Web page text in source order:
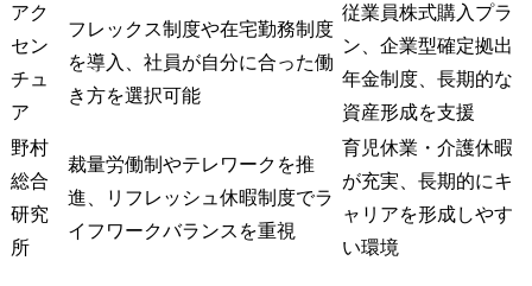
アク
セン
チュ
ア
フレックス制度や在宅勤務制度
を導入、社員が自分に合った働
き方を選択可能
従業員株式購入プラ
ン、企業型確定拠出
年金制度、長期的な
資産形成を支援
野村
総合
研究
所
裁量労働制やテレワークを推
進、リフレッシュ休暇制度でラ
イフワークバランスを重視
育児休業・介護休暇
が充実、長期的にキ
ャリアを形成しやす
い環境